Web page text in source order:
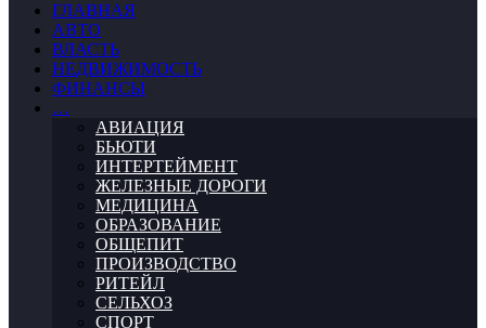
ГЛАВНАЯ
АВТО
ВЛАСТЬ
НЕДВИЖИМОСТЬ
ФИНАНСЫ
…
АВИАЦИЯ
БЬЮТИ
ИНТЕРТЕЙМЕНТ
ЖЕЛЕЗНЫЕ ДОРОГИ
МЕДИЦИНА
ОБРАЗОВАНИЕ
ОБЩЕПИТ
ПРОИЗВОДСТВО
РИТЕЙЛ
СЕЛЬХОЗ
СПОРТ